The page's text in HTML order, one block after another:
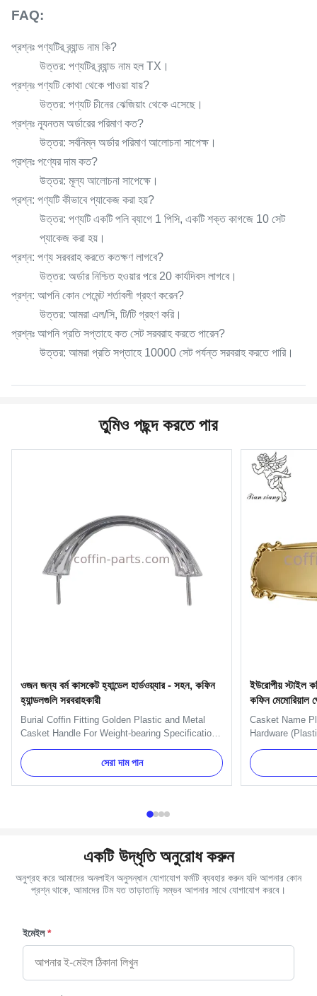
FAQ:
প্রশ্নঃ পণ্যটির ব্র্যান্ড নাম কি?
উত্তর: পণ্যটির ব্র্যান্ড নাম হল TX।
প্রশ্নঃ পণ্যটি কোথা থেকে পাওয়া যায়?
উত্তর: পণ্যটি চীনের ঝেজিয়াং থেকে এসেছে।
প্রশ্নঃ ন্যূনতম অর্ডারের পরিমাণ কত?
উত্তর: সর্বনিম্ন অর্ডার পরিমাণ আলোচনা সাপেক্ষ।
প্রশ্নঃ পণ্যের দাম কত?
উত্তর: মূল্য আলোচনা সাপেক্ষে।
প্রশ্ন: পণ্যটি কীভাবে প্যাকেজ করা হয়?
উত্তর: পণ্যটি একটি পলি ব্যাগে 1 পিসি, একটি শক্ত কাগজে 10 সেট
প্যাকেজ করা হয়।
প্রশ্ন: পণ্য সরবরাহ করতে কতক্ষণ লাগবে?
উত্তর: অর্ডার নিশ্চিত হওয়ার পরে 20 কার্যদিবস লাগবে।
প্রশ্ন: আপনি কোন পেমেন্ট শর্তাবলী গ্রহণ করেন?
উত্তর: আমরা এল/সি, টি/টি গ্রহণ করি।
প্রশ্নঃ আপনি প্রতি সপ্তাহে কত সেট সরবরাহ করতে পারেন?
উত্তর: আমরা প্রতি সপ্তাহে 10000 সেট পর্যন্ত সরবরাহ করতে পারি।
তুমিও পছন্দ করতে পার
ওজন জন্য বর্ম কাসকেট হ্যান্ডেল হার্ডওয়্যার - সহন, কফিন
হ্যান্ডলগুলি সরবরাহকারী
Burial Coffin Fitting Golden Plastic and Metal
Casket Handle For Weight-bearing Specification:
H9020 handle include handles, brackets, gaskets
and nuts. And we can pack as Clients' request.
Item Name TX-Model H9020 Material Plastic and
Metal Color Gold, silver, copper, as your order
সেরা দাম পান
ইউরোপীয় স্টাইল
কফিন মেমোরিয়াল
Casket Name
Hardware
Name Plate
Gold, silver,
30 days after
TT, L/C MOQ
একটি উদ্ধৃতি অনুরোধ করুন
অনুগ্রহ করে আমাদের অনলাইন অনুসন্ধান যোগাযোগ ফর্মটি ব্যবহার করুন যদি আপনার কোন
প্রশ্ন থাকে, আমাদের টিম যত তাড়াতাড়ি সম্ভব আপনার সাথে যোগাযোগ করবে।
ইমেইল *